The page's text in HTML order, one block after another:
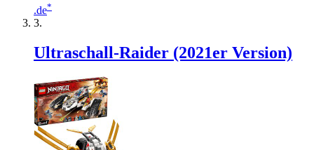
.de*
Ultraschall-Raider (2021er Version)